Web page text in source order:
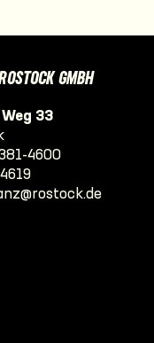
GMBH
33
4600